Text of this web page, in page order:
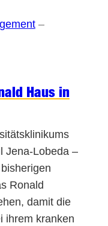
–
Haus in
Jena-Lobeda –
Ronald
damit die
ihrem kranken